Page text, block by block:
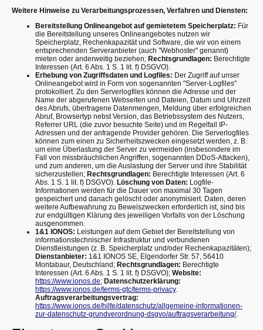
Weitere Hinweise zu Verarbeitungsprozessen, Verfahren und Diensten:
Bereitstellung Onlineangebot auf gemietetem Speicherplatz: Für
die Bereitstellung unseres Onlineangebotes nutzen wir
Speicherplatz, Rechenkapazität und Software, die wir von einem
entsprechenden Serveranbieter (auch "Webhoster" genannt)
mieten oder anderweitig beziehen; Rechtsgrundlagen: Berechtigte
Interessen (Art. 6 Abs. 1 S. 1 lit. f) DSGVO).
Erhebung von Zugriffsdaten und Logfiles: Der Zugriff auf unser
Onlineangebot wird in Form von sogenannten "Server-Logfiles"
protokolliert. Zu den Serverlogfiles können die Adresse und der
Name der abgerufenen Webseiten und Dateien, Datum und Uhrzeit
des Abrufs, übertragene Datenmengen, Meldung über erfolgreichen
Abruf, Browsertyp nebst Version, das Betriebssystem des Nutzers,
Referrer URL (die zuvor besuchte Seite) und im Regelfall IP-
Adressen und der anfragende Provider gehören. Die Serverlogfiles
können zum einen zu Sicherheitszwecken eingesetzt werden, z. B.
um eine Überlastung der Server zu vermeiden (insbesondere im
Fall von missbräuchlichen Angriffen, sogenannten DDoS-Attacken),
und zum anderen, um die Auslastung der Server und ihre Stabilität
sicherzustellen; Rechtsgrundlagen: Berechtigte Interessen (Art. 6
Abs. 1 S. 1 lit. f) DSGVO). Löschung von Daten: Logfile-
Informationen werden für die Dauer von maximal 30 Tagen
gespeichert und danach gelöscht oder anonymisiert. Daten, deren
weitere Aufbewahrung zu Beweiszwecken erforderlich ist, sind bis
zur endgültigen Klärung des jeweiligen Vorfalls von der Löschung
ausgenommen.
1&1 IONOS: Leistungen auf dem Gebiet der Bereitstellung von
informationstechnischer Infrastruktur und verbundenen
Dienstleistungen (z. B. Speicherplatz und/oder Rechenkapazitäten);
Dienstanbieter: 1&1 IONOS SE, Elgendorfer Str. 57, 56410
Montabaur, Deutschland; Rechtsgrundlagen: Berechtigte
Interessen (Art. 6 Abs. 1 S. 1 lit. f) DSGVO); Website:
https://www.ionos.de; Datenschutzerklärung:
https://www.ionos.de/terms-gtc/terms-privacy.
Auftragsverarbeitungsvertrag:
https://www.ionos.de/hilfe/datenschutz/allgemeine-informationen-
zur-datenschutz-grundverordnung-dsgvo/auftragsverarbeitung/.